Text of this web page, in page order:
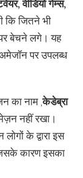
वीडियो गेम्स,
जितने भी
बेचने लगे। यह
पर उपलब्ध
का नाम ,केडेब्रा
नहीं रखा।
के द्वारा इस
कारण इसका